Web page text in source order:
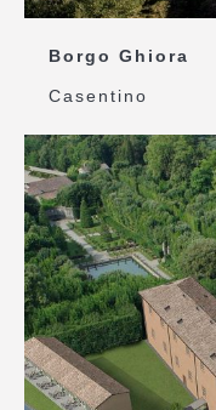
Borgo Ghiora
Casentino